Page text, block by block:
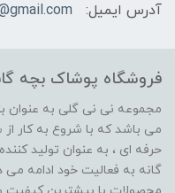
آدرس ایمیل:
فروشگاه پوشاک بچه
مجموعه نی نی گلی به عنوان
حرفه ای ، به عنوان تولید
گانه به فعالیت خود ادامه